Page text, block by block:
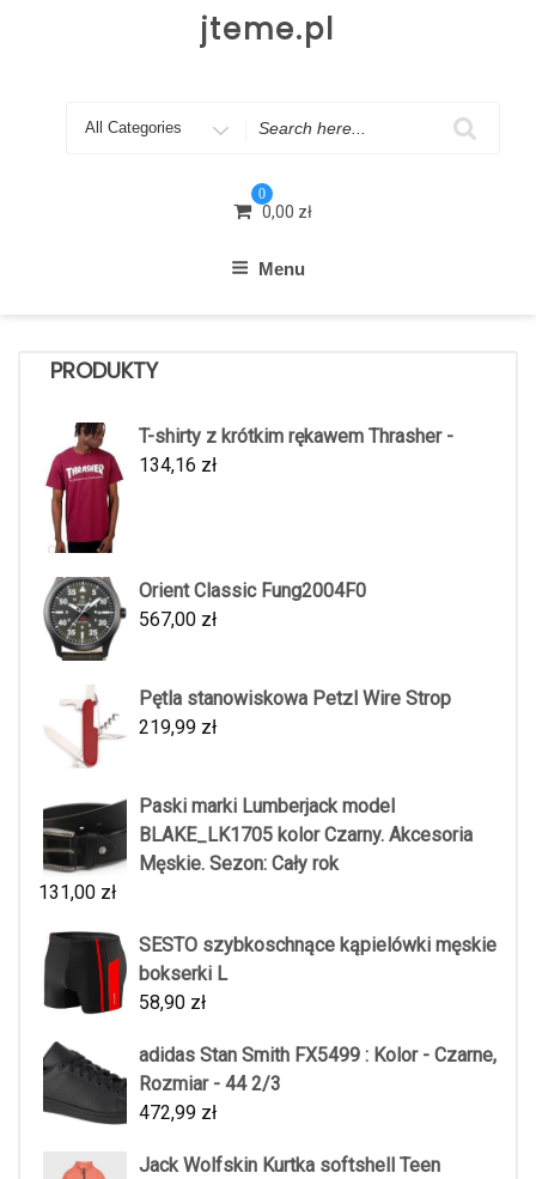
jteme.pl
Search
0
0,00 zł
Menu
PRODUKTY
T-shirty z krótkim rękawem Thrasher -
134,16 zł
Orient Classic Fung2004F0
567,00 zł
Pętla stanowiskowa Petzl Wire Strop
219,99 zł
Paski marki Lumberjack model
BLAKE_LK1705 kolor Czarny. Akcesoria
Męskie. Sezon: Cały rok
131,00 zł
SESTO szybkoschnące kąpielówki męskie
bokserki L
58,90 zł
adidas Stan Smith FX5499 : Kolor - Czarne,
Rozmiar - 44 2/3
472,99 zł
Jack Wolfskin Kurtka softshell Teen